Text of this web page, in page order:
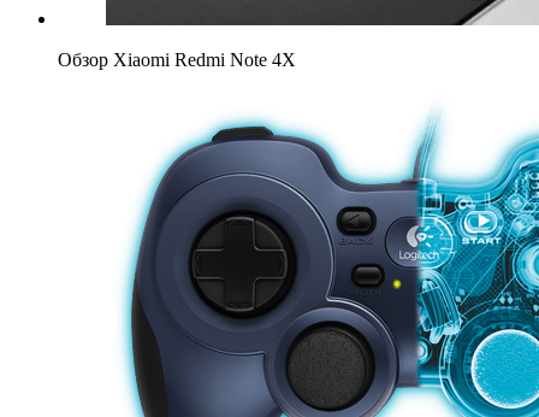
Обзор Xiaomi Redmi Note 4X